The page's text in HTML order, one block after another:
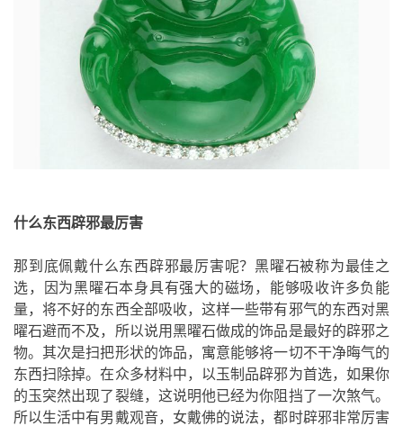
什么东西辟邪最厉害
那到底佩戴什么东西辟邪最厉害呢？黑曜石被称为最佳之
选，因为黑曜石本身具有强大的磁场，能够吸收许多负能
量，将不好的东西全部吸收，这样一些带有邪气的东西对黑
曜石避而不及，所以说用黑曜石做成的饰品是最好的辟邪之
物。其次是扫把形状的饰品，寓意能够将一切不干净晦气的
东西扫除掉。在众多材料中，以玉制品辟邪为首选，如果你
的玉突然出现了裂缝，这说明他已经为你阻挡了一次煞气。
所以生活中有男戴观音，女戴佛的说法，都时辟邪非常厉害